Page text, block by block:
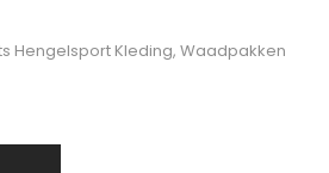
Hengelsport Kleding, Waadpakken